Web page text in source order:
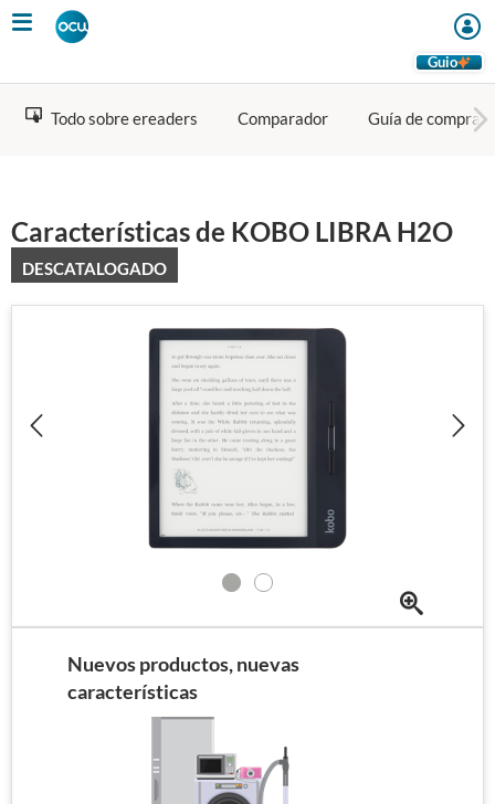
Skip
to
content
Guio
Todo sobre ereaders Comparador Guía de compra
Características de KOBO LIBRA H2O
DESCATALOGADO
Nuevos productos, nuevas
características